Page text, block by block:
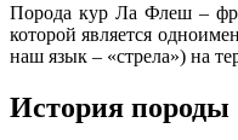
Порода кур Ла Флеш –
которой является
наш язык – «стрела») на
История породы